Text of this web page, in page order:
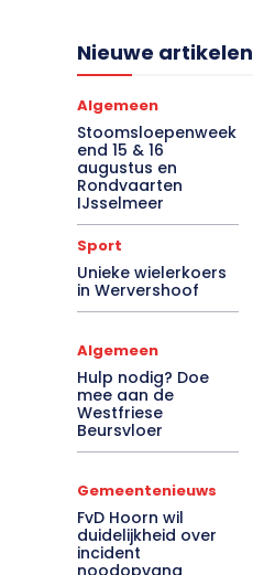
Nieuwe artikelen
Algemeen
Stoomsloepenweek
end 15 & 16
augustus en
Rondvaarten
IJsselmeer
Sport
Unieke wielerkoers
in Wervershoof
Algemeen
Hulp nodig? Doe
mee aan de
Westfriese
Beursvloer
Gemeentenieuws
FvD Hoorn wil
duidelijkheid over
incident